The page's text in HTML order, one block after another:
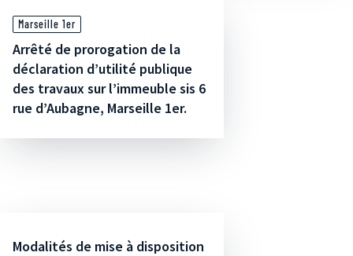
Marseille 1er
Arrêté de prorogation de la
déclaration d’utilité publique
des travaux sur l’immeuble sis 6
rue d’Aubagne, Marseille 1er.
Modalités de mise à disposition